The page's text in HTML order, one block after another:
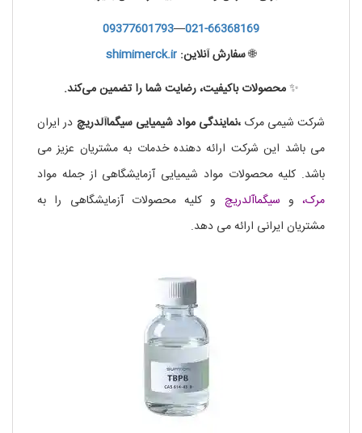
021-66368169
—
09377601793
🌐سفارش آنلاین: shimimerck.ir
✨محصولات باکیفیت، رضایت شما را تضمین می‌کند.
شرکت شیمی مرک ،نمایندگی مواد شیمیایی سیگماآلدریچ در ایران
می باشد این شرکت ارائه دهنده خدمات به مشتریان عزیز می
باشد. کلیه محصولات مواد شیمیایی آزمایشگاهی از جمله مواد
مرک، و سیگماآلدریچ و کلیه محصولات آزمایشگاهی را به
مشتریان ایرانی ارائه می دهد.